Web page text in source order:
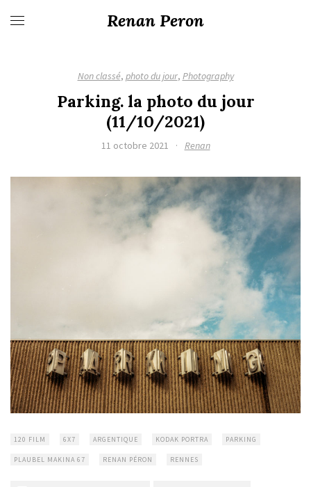
Renan Peron
Non classé, photo du jour, Photography
Parking. la photo du jour
(11/10/2021)
11 octobre 2021 · Renan
120 FILM 6X7 ARGENTIQUE KODAK PORTRA PARKING
PLAUBEL MAKINA 67 RENAN PÉRON RENNES